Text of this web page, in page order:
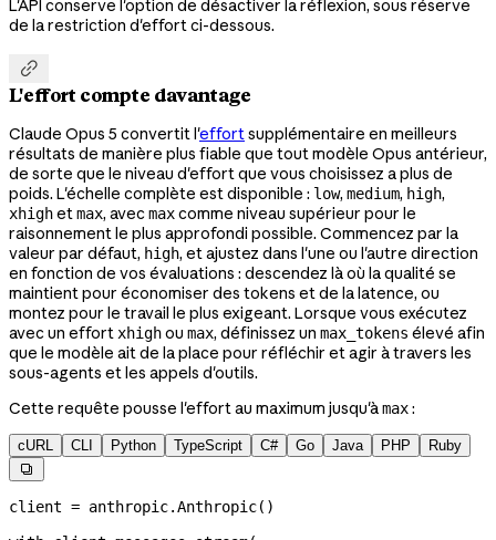
L'API conserve l'option de désactiver la réflexion, sous réserve
de la restriction d'effort ci-dessous.

L'effort compte davantage
Claude Opus 5 convertit l'effortsupplémentaire en meilleurs
résultats de manière plus fiable que tout modèle Opus antérieur,
de sorte que le niveau d'effort que vous choisissez a plus de
poids. L'échelle complète est disponible : low, medium, high,
xhighetmax, avec maxcomme niveau supérieur pour le
raisonnement le plus approfondi possible. Commencez par la
valeur par défaut, high, et ajustez dans l'une ou l'autre direction
en fonction de vos évaluations : descendez là où la qualité se
maintient pour économiser des tokens et de la latence, ou
montez pour le travail le plus exigeant. Lorsque vous exécutez
avec un effort xhighou max, définissez un max_tokens élevé afin
que le modèle ait de la place pour réfléchir et agir à travers les
sous-agents et les appels d'outils.
Cette requête pousse l'effort au maximum jusqu'àmax:
cURL CLI Python TypeScript C# Go Java PHP Ruby

client = anthropic.Anthropic()